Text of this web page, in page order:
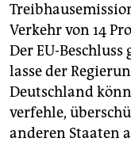
Verkehr von 14
Der EU-
lasse der
Deutschland
verfehle,
anderen Staaten